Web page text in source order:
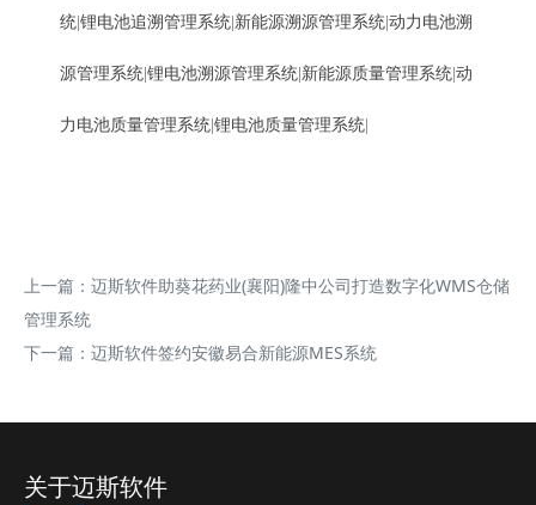
统 锂电池追溯管理系统 新能源溯源管理系统 动力电池溯
源管理系统 锂电池溯源管理系统 新能源质量管理系统 动
力电池质量管理系统 锂电池质量管理系统
上一篇： 迈斯软件助葵花药业(襄阳)隆中公司打造数字化WMS仓储
管理系统
下一篇： 迈斯软件签约安徽易合新能源MES系统
关于迈斯软件